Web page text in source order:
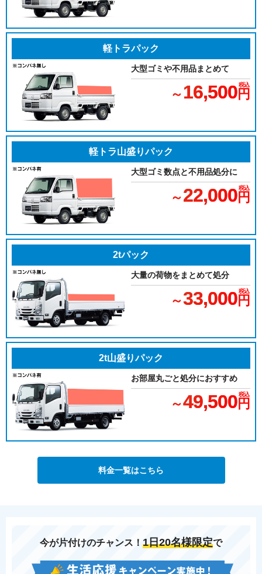
軽トラパック
大型ゴミや不用品まとめて
～ 16,500円
税込
軽トラ山盛りパック
大型ゴミ数点と不用品処分に
～22,000円
税込
2tパック
大量の荷物をまとめて処分
～33,000円
税込
2t山盛りパック
お部屋丸ごと処分におすすめ
～49,500円
税込
料金一覧はこちら
今が片付けのチャンス！ 1日20名様限定で